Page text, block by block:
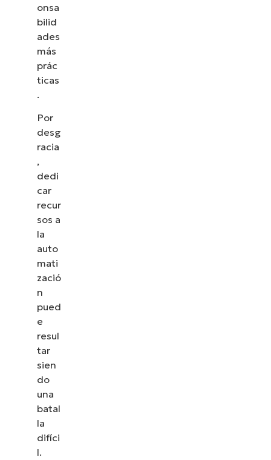
onsa
bilid
ades
más
prác
ticas
.
Por
desg
racia
,
dedi
car
recur
sos a
la
auto
mati
zació
n
pued
e
resul
tar
sien
do
una
batal
la
difíci
l.